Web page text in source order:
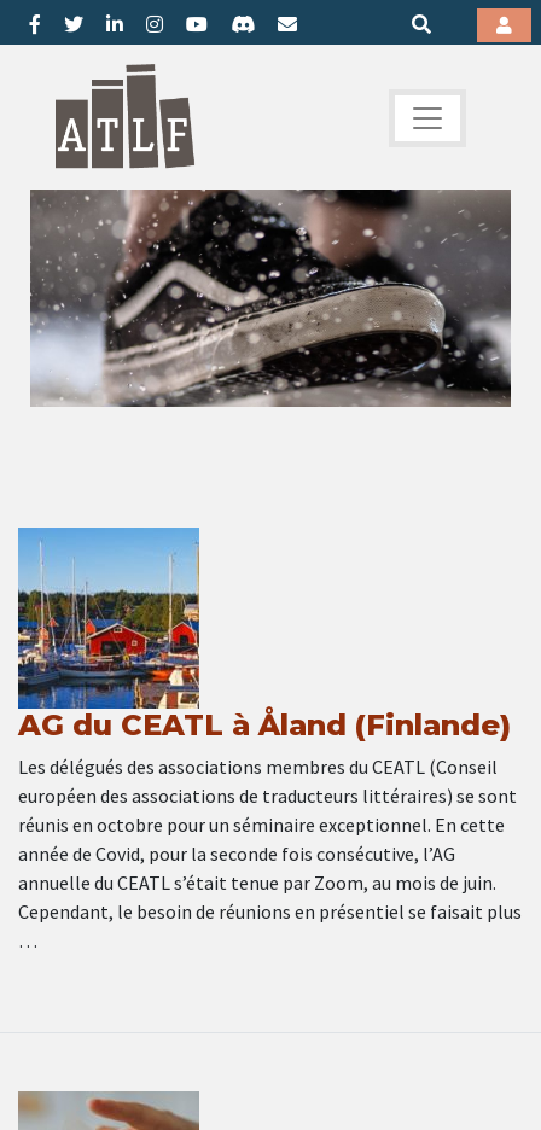
AG du CEATL à Åland (Finlande)
Les délégués des associations membres du CEATL (Conseil
européen des associations de traducteurs littéraires) se sont
réunis en octobre pour un séminaire exceptionnel. En cette
année de Covid, pour la seconde fois consécutive, l’AG
annuelle du CEATL s’était tenue par Zoom, au mois de juin.
Cependant, le besoin de réunions en présentiel se faisait plus
…